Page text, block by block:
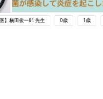
医】横田俊一郎 先生 0歳 1歳